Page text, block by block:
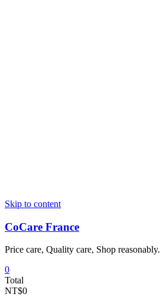
Skip to content
CoCare France
Price care, Quality care, Shop reasonably.
0
Total
NT$0